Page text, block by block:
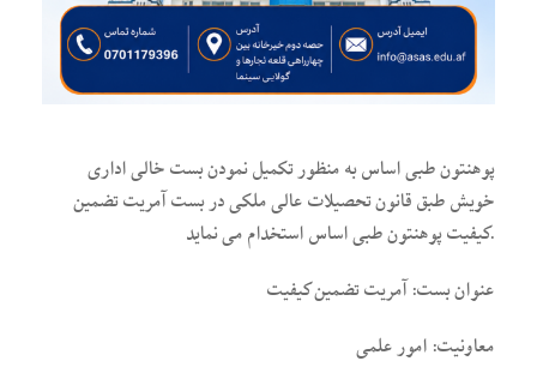
پوهنتون طبی اساس به منظور تکمیل نمودن بست خالی اداری
خویش طبق قانون تحصیلات عالی ملکی در بست آمریت تضمین
کیفیت پوهنتون طبی اساس استخدام می نماید.
عنوان بست: آمریت تضمین کیفیت
معاونیت: امور علمی